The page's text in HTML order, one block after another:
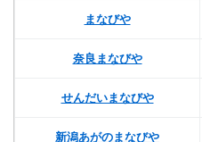
まなびや
奈良まなびや
せんだいまなびや
新潟あがのまなびや